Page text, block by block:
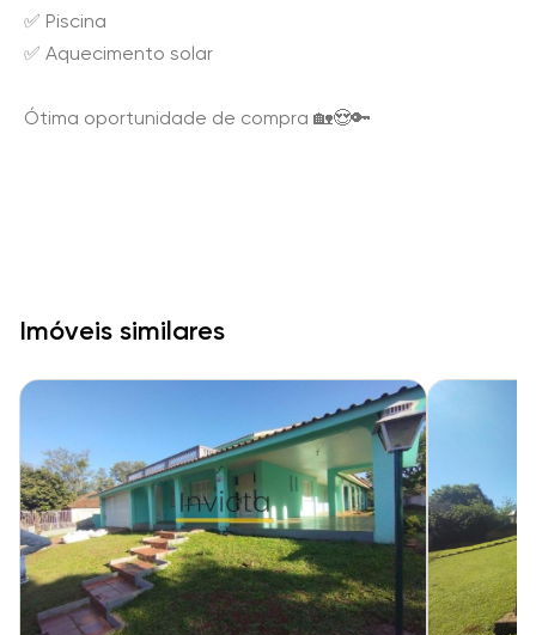
✅ Piscina
✅ Aquecimento solar
Ótima oportunidade de compra 🏡😍🔑
Imóveis similares